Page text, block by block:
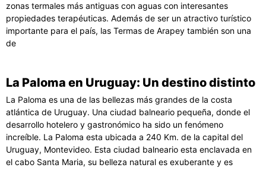
zonas termales más antiguas con aguas con interesantes
propiedades terapéuticas. Además de ser un atractivo turístico
importante para el país, las Termas de Arapey también son una
de
La Paloma en Uruguay: Un destino distinto
La Paloma es una de las bellezas más grandes de la costa
atlántica de Uruguay. Una ciudad balneario pequeña, donde el
desarrollo hotelero y gastronómico ha sido un fenómeno
increíble. La Paloma esta ubicada a 240 Km. de la capital del
Uruguay, Montevideo. Esta ciudad balneario esta enclavada en
el cabo Santa Maria, su belleza natural es exuberante y es